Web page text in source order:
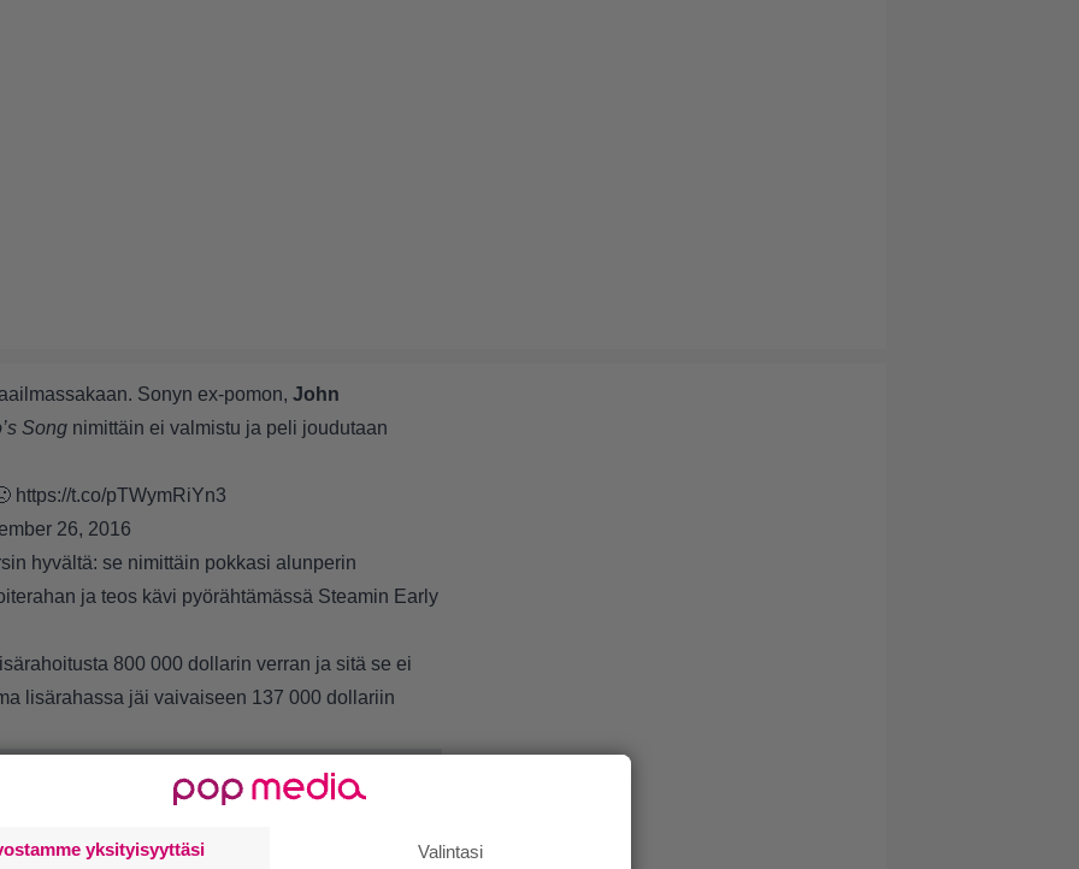
Sonyn ex-pomon, John
Song nimittäin ei valmistu ja peli joudutaan
https://t.co/pTWymRiYn3
26, 2016
hyvältä: se nimittäin pokkasi alunperin
ja teos kävi pyörähtämässä Steamin Early
800 000 dollarin verran ja sitä se ei
lisärahassa jäi vaivaiseen 137 000 dollariin
yksityisyyttäsi Valintasi